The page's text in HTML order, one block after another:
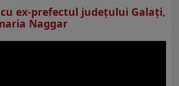
ex-prefectul judeţului Galaţi,
Naggar